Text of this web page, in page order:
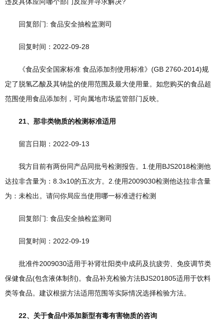
回复部门: 食品安全抽检监测司
回复时间：2022-09-28
《食品安全国家标准 食品添加剂使用标准》(GB 2760-2014)规
定了脱氢乙酸及其钠盐的使用范围及最大使用量。如您购买的食品超
范围使用食品添加剂，可向属地市场监管部门反映。
21、那非类物质的检测标准适用
留言日期：2022-09-13
我方目前有两份同产品同批号检测报告。1.使用BJS2018检测他
达拉非含量为：8.3x10的五次方。2.使用2009030检测他达拉非含量
为：未检出。请问你局应当使用哪一标准进行检测
回复部门: 食品安全抽检监测司
回复时间：2022-09-19
批准件2009030适用于补肾壮阳类中成药及抗疲劳、免疫调节类
保健食品(包含液体制剂)。食品补充检验方法BJS201805适用于饮料
类等食品。建议根据方法适用范围等实际情况选择检验方法。
22、关于食品中添加新型有毒有害物质的咨询